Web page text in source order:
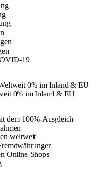
19
0% im Inland & EU
0% im Inland & EU
dem 100%-Ausgleich
weltweit
Online-Shops